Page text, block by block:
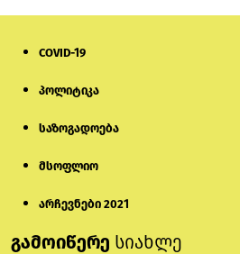
COVID-19
პოლიტიკა
საზოგადოება
მსოფლიო
არჩევნები 2021
გამოიწერე სიახლე